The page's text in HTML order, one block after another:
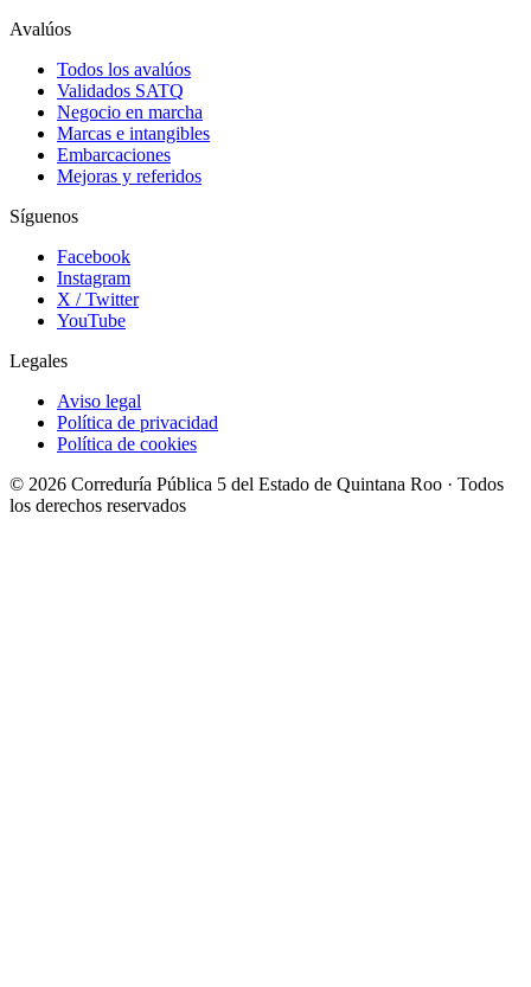
Avalúos
Todos los avalúos
Validados SATQ
Negocio en marcha
Marcas e intangibles
Embarcaciones
Mejoras y referidos
Síguenos
Facebook
Instagram
X / Twitter
YouTube
Legales
Aviso legal
Política de privacidad
Política de cookies
© 2026 Correduría Pública 5 del Estado de Quintana Roo · Todos
los derechos reservados